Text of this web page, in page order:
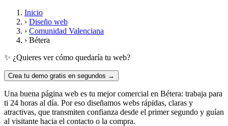
Inicio
› Diseño web
› Comunidad Valenciana
› Bétera
✨ ¿Quieres ver cómo quedaría tu web?
Crea tu demo gratis en segundos →
Una buena página web es tu mejor comercial en Bétera: trabaja para
ti 24 horas al día. Por eso diseñamos webs rápidas, claras y
atractivas, que transmiten confianza desde el primer segundo y guían
al visitante hacia el contacto o la compra.